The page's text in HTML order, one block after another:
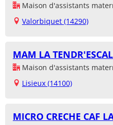
Maison d'assistants
Valorbiquet (14290)
MAM LA
Maison d'assistants
Lisieux (14100)
MICRO CRECHE CAF